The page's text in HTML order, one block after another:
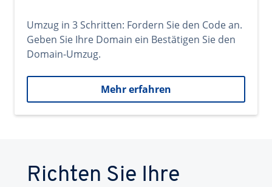
Umzug in 3 Schritten: Fordern Sie den Code an.
Geben Sie Ihre Domain ein Bestätigen Sie den
Domain-Umzug.
Mehr erfahren
Richten Sie Ihre